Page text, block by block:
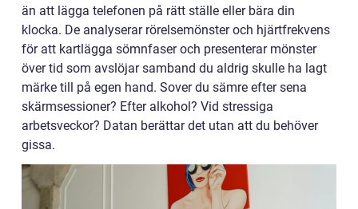
än att lägga telefonen på rätt ställe eller bära din
klocka. De analyserar rörelsemönster och hjärtfrekvens
för att kartlägga sömnfaser och presenterar mönster
över tid som avslöjar samband du aldrig skulle ha lagt
märke till på egen hand. Sover du sämre efter sena
skärmsessioner? Efter alkohol? Vid stressiga
arbetsveckor? Datan berättar det utan att du behöver
gissa.